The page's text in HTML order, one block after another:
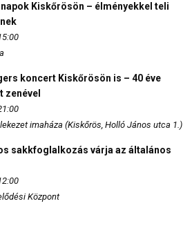
Kiskőrösön – élményekkel teli
koncert Kiskőrösön is – 40 éve
zenével
imaháza (Kiskőrös, Holló János utca 1.)
sakkfoglalkozás várja az általános
Központ